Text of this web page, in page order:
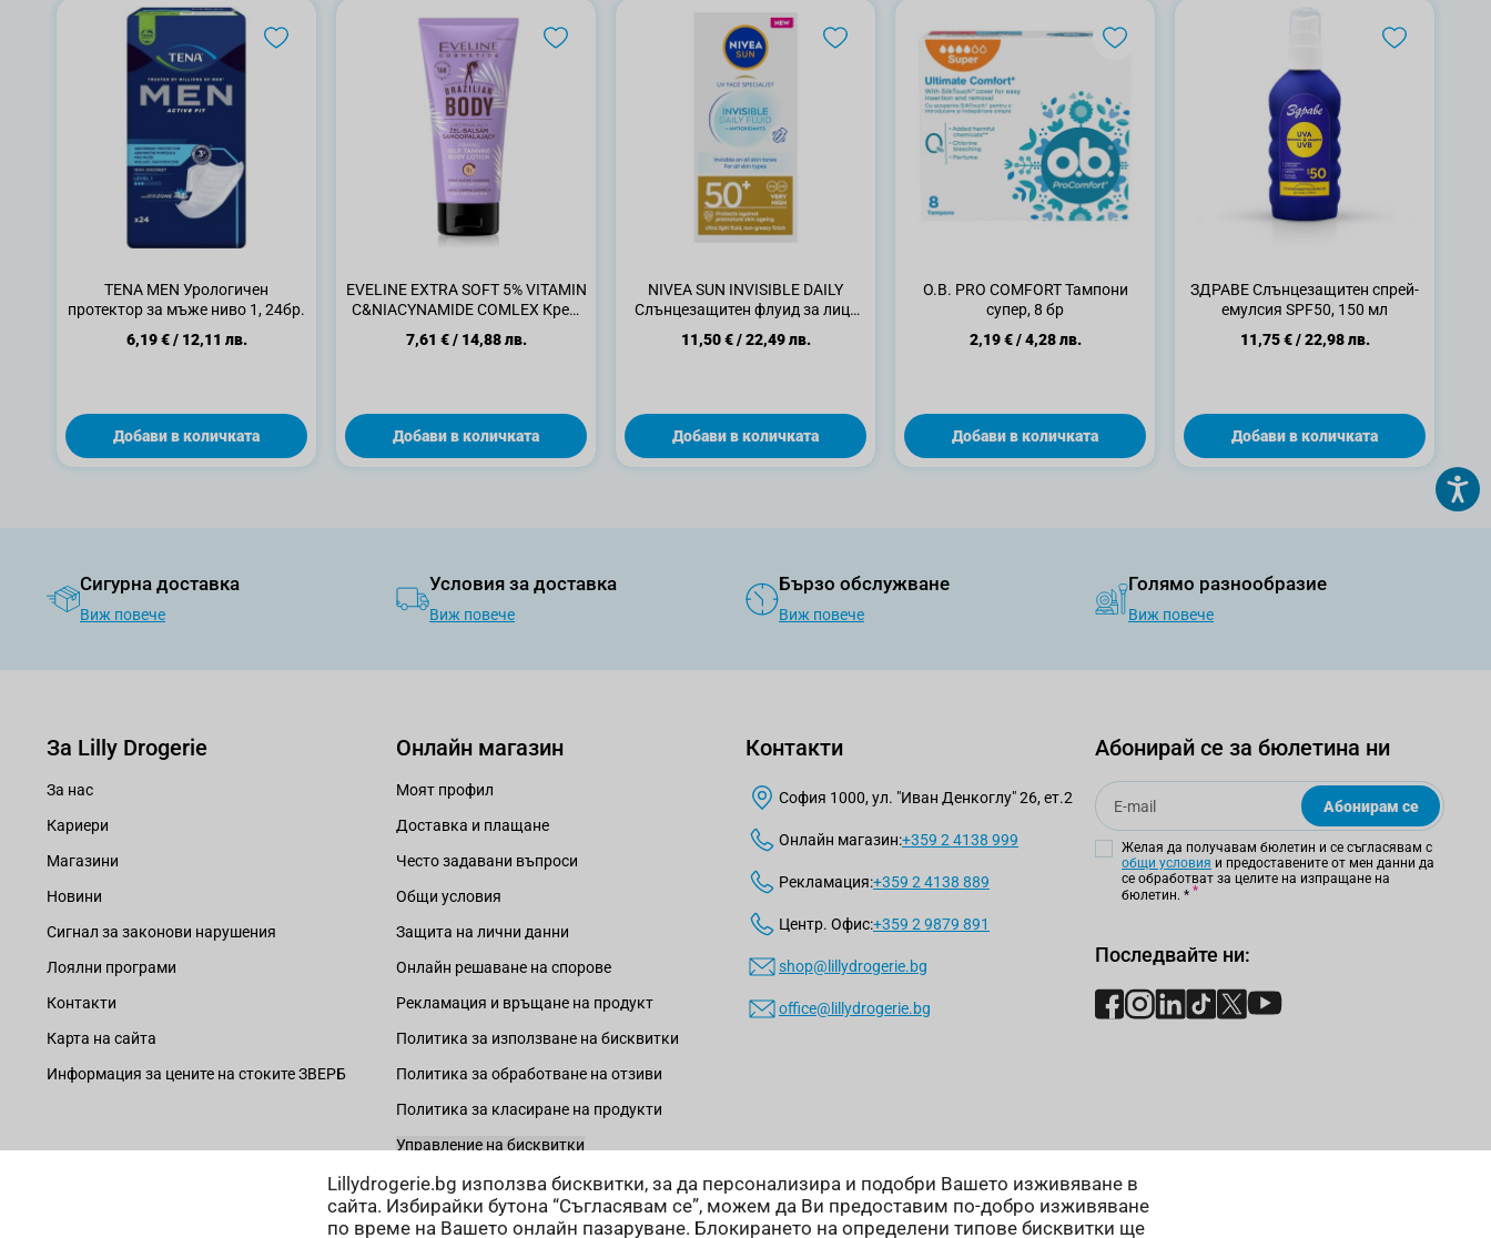
Lillydrogerie.bg използва бисквитки, за да персонализира и подобри Вашето изживяване в
сайта. Избирайки бутона “Съгласявам се”, можем да Ви предоставим по-добро изживяване
по време на Вашето онлайн пазаруване. Блокирането на определени типове бисквитки ще
TENA MEN Урологичен
протектор за мъже ниво 1, 24бр.
6,19 €/ 12,11 лв.
Добави в количката
EVELINE EXTRA SOFT 5% VITAMIN
C&NIACYNAMIDE COMLEX Крем
7,61 €/ 14,88 лв.
Добави в количката
NIVEA SUN INVISIBLE DAILY
Слънцезащитен флуид за лице
11,50 €/22,49 лв.
Добави в количката
О.В. PRO COMFORT Тампони
супер, 8 бр
2,19 €/4,28 лв.
Добави в количката
ЗДРАВЕ Слънцезащитен спрей-
емулсия SPF50, 150 мл
11,75 €/22,98 лв.
Добави в количката
Сигурна доставка
Виж повече
Условия за доставка
Виж повече
Бързо обслужване
Виж повече
Голямо разнообразие
Виж повече
За Lilly Drogerie
За нас
Кариери
Магазини
Новини
Сигнал за законови нарушения
Лоялни програми
Контакти
Карта на сайта
Информация за цените на стоките ЗВЕРБ
Онлайн магазин
Моят профил
Доставка и плащане
Често задавани въпроси
Общи условия
Защита на лични данни
Онлайн решаване на спорове
Рекламация и връщане на продукт
Политика за използване на бисквитки
Политика за обработване на отзиви
Политика за класиране на продукти
Управление на бисквитки
Контакти
София 1000, ул. "Иван Денкоглу" 26, ет.2
Онлайн магазин:+359 2 4138 999
Рекламация:+359 2 4138 889
Центр. Офис:+359 2 9879 891
shop@lillydrogerie.bg
office@lillydrogerie.bg
Абонирай се за бюлетина ни
Email
Абонирам се
Желая да получавам бюлетин и се съгласявам с
общи условия и предоставените от мен данни да
се обработват за целите на изпращане на
бюлетин. *
Последвайте ни: